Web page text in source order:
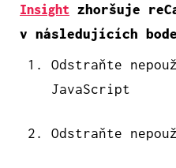
Insight
zhoršuje
v následujících
Odstraňte
JavaScript
Odstraňte